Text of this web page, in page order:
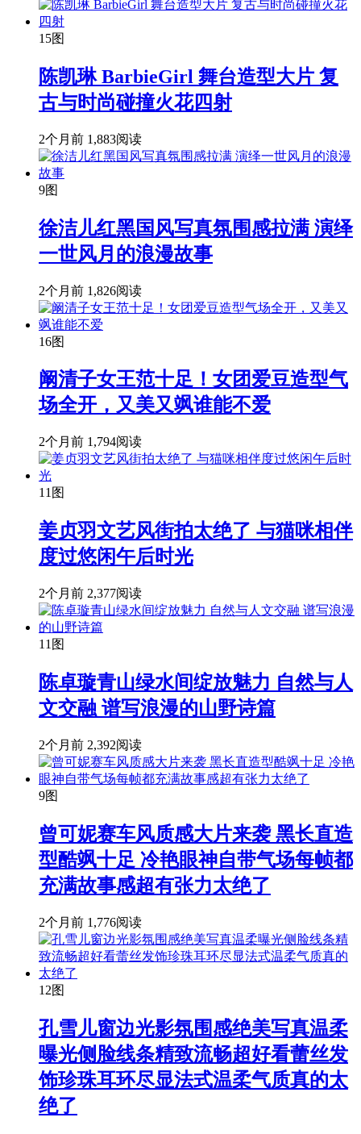
15图
陈凯琳 BarbieGirl 舞台造型大片 复
古与时尚碰撞火花四射
2个月前 1,883阅读
9图
徐洁儿红黑国风写真氛围感拉满 演绎
一世风月的浪漫故事
2个月前 1,826阅读
16图
阚清子女王范十足！女团爱豆造型气
场全开，又美又飒谁能不爱
2个月前 1,794阅读
11图
姜贞羽文艺风街拍太绝了 与猫咪相伴
度过悠闲午后时光
2个月前 2,377阅读
11图
陈卓璇青山绿水间绽放魅力 自然与人
文交融 谱写浪漫的山野诗篇
2个月前 2,392阅读
9图
曾可妮赛车风质感大片来袭 黑长直造
型酷飒十足 冷艳眼神自带气场每帧都
充满故事感超有张力太绝了
2个月前 1,776阅读
12图
孔雪儿窗边光影氛围感绝美写真温柔
曝光侧脸线条精致流畅超好看蕾丝发
饰珍珠耳环尽显法式温柔气质真的太
绝了